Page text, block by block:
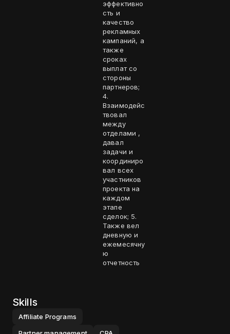
эффективно
сть и
качество
рекламных
кампаний, а
также
сроках
выплат со
стороны
партнеров;
4.
Взаимодейс
твовал
между
отделами ,
давал
задачи и
координиро
вал всех
участников
проекта на
каждом
этапе
сделок; 5.
Также вел
дневную и
ежемесячну
ю
отчетность
Skills
Affiliate Programs